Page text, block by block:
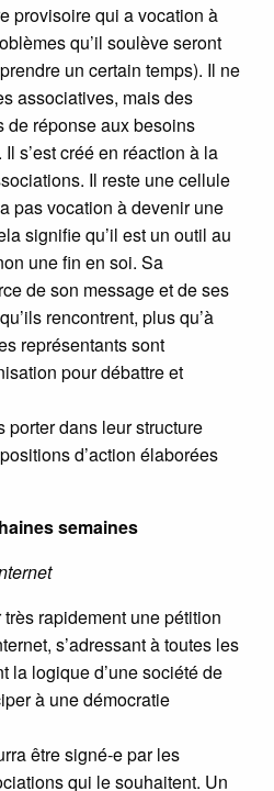
provisoire qui a vocation à
qu’il soulève seront
un certain temps). Il ne
associatives, mais des
de réponse aux besoins
s’est créé en réaction à la
Il reste une cellule
pas vocation à devenir une
signifie qu’il est un outil au
une fin en soi. Sa
de son message et de ses
rencontrent, plus qu’à
représentants sont
pour débattre et
porter dans leur structure
d’action élaborées
semaines
rapidement une pétition
s’adressant à toutes les
la logique d’une société de
à une démocratie
être signé-e par les
qui le souhaitent. Un